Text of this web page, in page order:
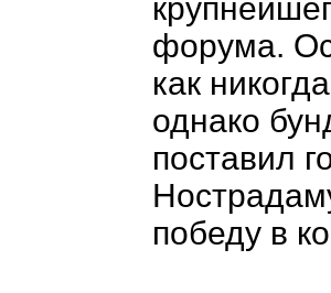
форума.
как
однако
поставил
победу в